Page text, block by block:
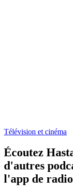
Télévision et cinéma
Écoutez
d'autres
l'app de